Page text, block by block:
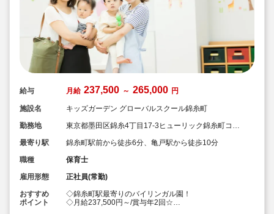
給与 月給 237,500 ～ 265,000 円
施設名
キッズガーデン グローバルスクール錦糸町
勤務地
東京都墨田区錦糸4丁目17-3ヒューリック錦糸町コラ
最寄り駅
錦糸町駅前から徒歩6分、亀戸駅から徒歩10分
職種
保育士
雇用形態
正社員(常勤)
おすすめ
ポイント
◇錦糸町駅最寄りのバイリンガル園！
◇月給237,500円～/賞与年2回☆